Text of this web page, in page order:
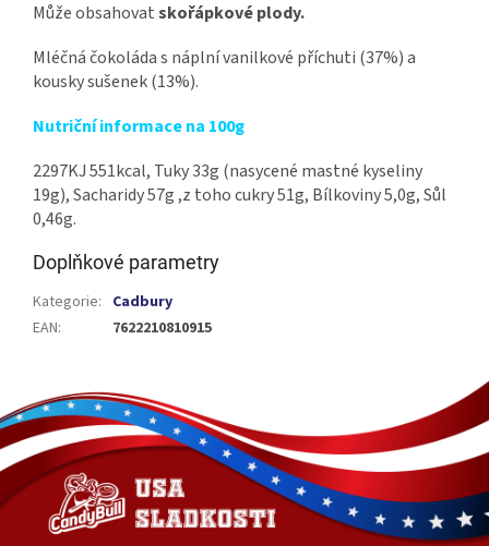
Může obsahovatskořápkové plody.
Mléčná čokoláda s náplní vanilkové příchuti (37%) a
kousky sušenek (13%).
Nutriční informace na 100g
2297KJ 551kcal, Tuky 33g (nasycené mastné kyseliny
19g), Sacharidy 57g ,z toho cukry 51g, Bílkoviny 5,0g, Sůl
0,46g.
Doplňkové parametry
Kategorie: Cadbury
EAN: 7622210810915
á
p
a
í